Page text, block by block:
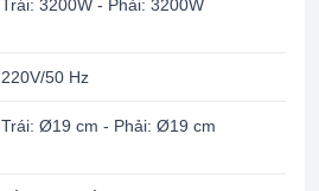
Trái: 3200W - Phải: 3200W
220V/50 Hz
Trái: Ø19 cm - Phải: Ø19 cm